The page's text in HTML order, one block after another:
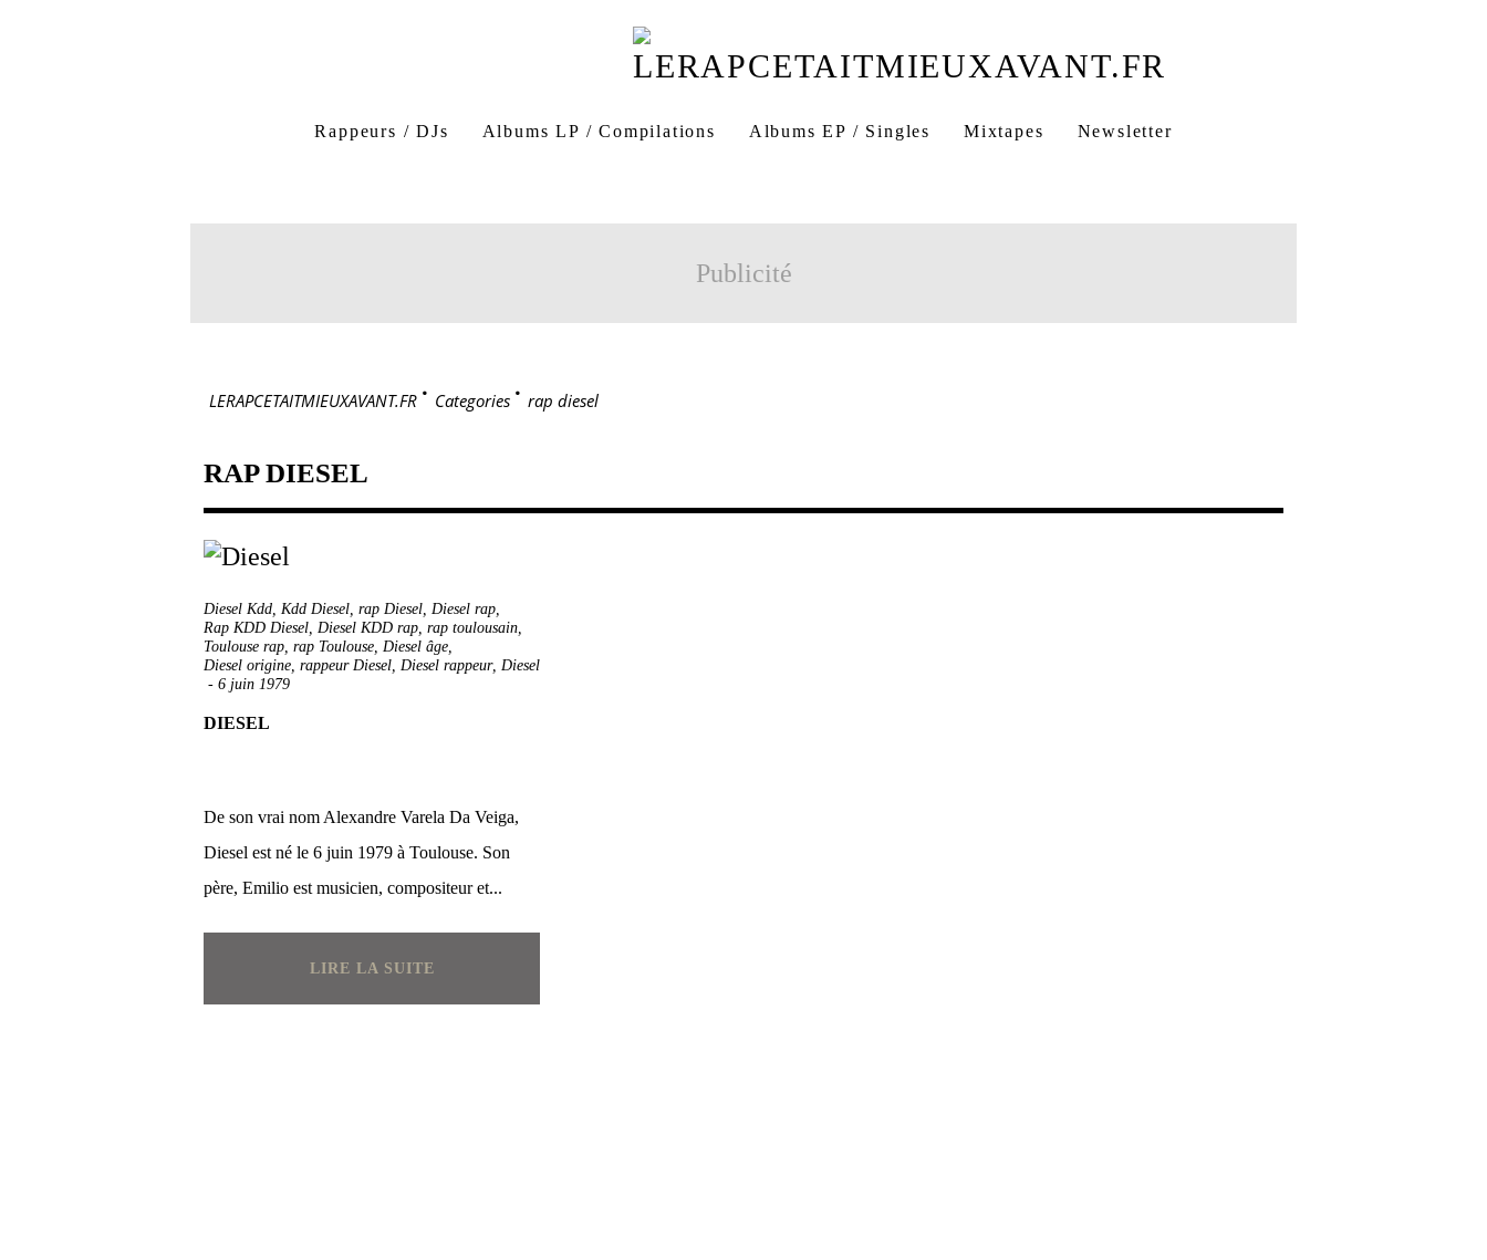
Rappeurs / DJs Albums LP / Compilations Albums EP / Singles Mixtapes Newsletter
Publicité
LERAPCETAITMIEUXAVANT.FR > Categories > rap diesel
RAP DIESEL
Diesel Kdd, Kdd Diesel, rap Diesel, Diesel rap,
Rap KDD Diesel, Diesel KDD rap, rap toulousain,
Toulouse rap, rap Toulouse, Diesel âge,
Diesel origine, rappeur Diesel, Diesel rappeur, Diesel
- 6 juin 1979
DIESEL
De son vrai nom Alexandre Varela Da Veiga,
Diesel est né le 6 juin 1979 à Toulouse. Son
père, Emilio est musicien, compositeur et...
LIRE LA SUITE